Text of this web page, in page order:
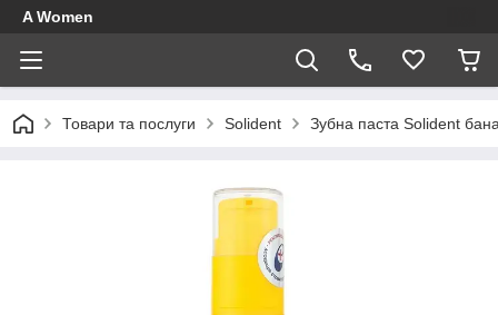
A Women
Товари та послуги Solident Зубна паста Solident